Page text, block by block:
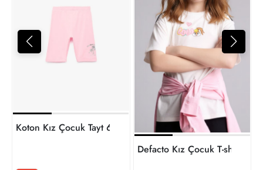
Koton Kız Çocuk Tayt 6SKG40030AK
Defacto Kız Çocuk T-shirt